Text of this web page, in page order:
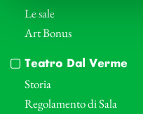
Le sale
Art Bonus
Teatro Dal Verme
Storia
Regolamento di Sala